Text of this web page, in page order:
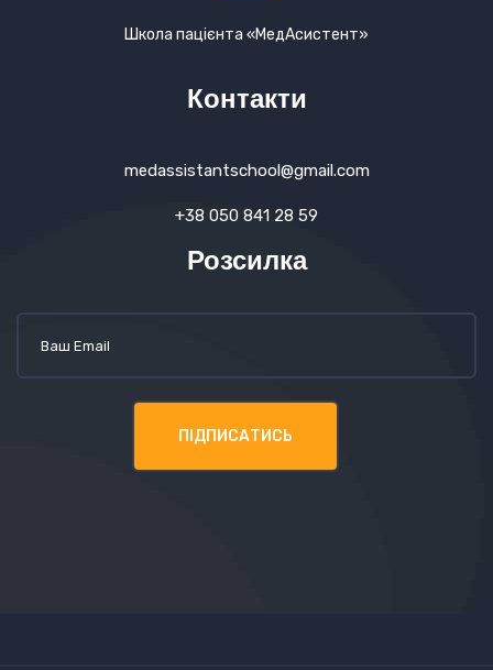
Школа пацієнта «МедАсистент»
Контакти
medassistantschool@gmail.com
+38 050 841 28 59
Розсилка